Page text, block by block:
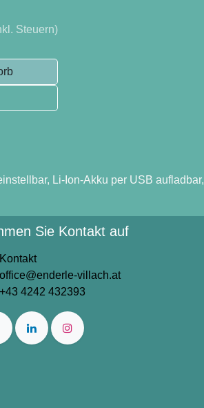
Steuern)
- einstellbar, Li-Ion-Akku per
Sie Kontakt auf
Kontakt
office@enderle-villach.at
+43 4242 432393